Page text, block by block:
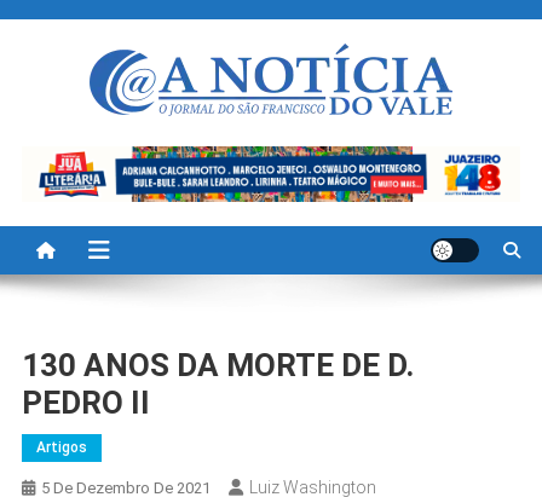
A Noticia Do Vale
130 ANOS DA MORTE DE D.
PEDRO II
Artigos
5 De Dezembro De 2021 Luiz Washington